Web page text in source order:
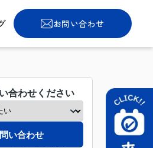
お問い合わせ
合わせください
い合わせ